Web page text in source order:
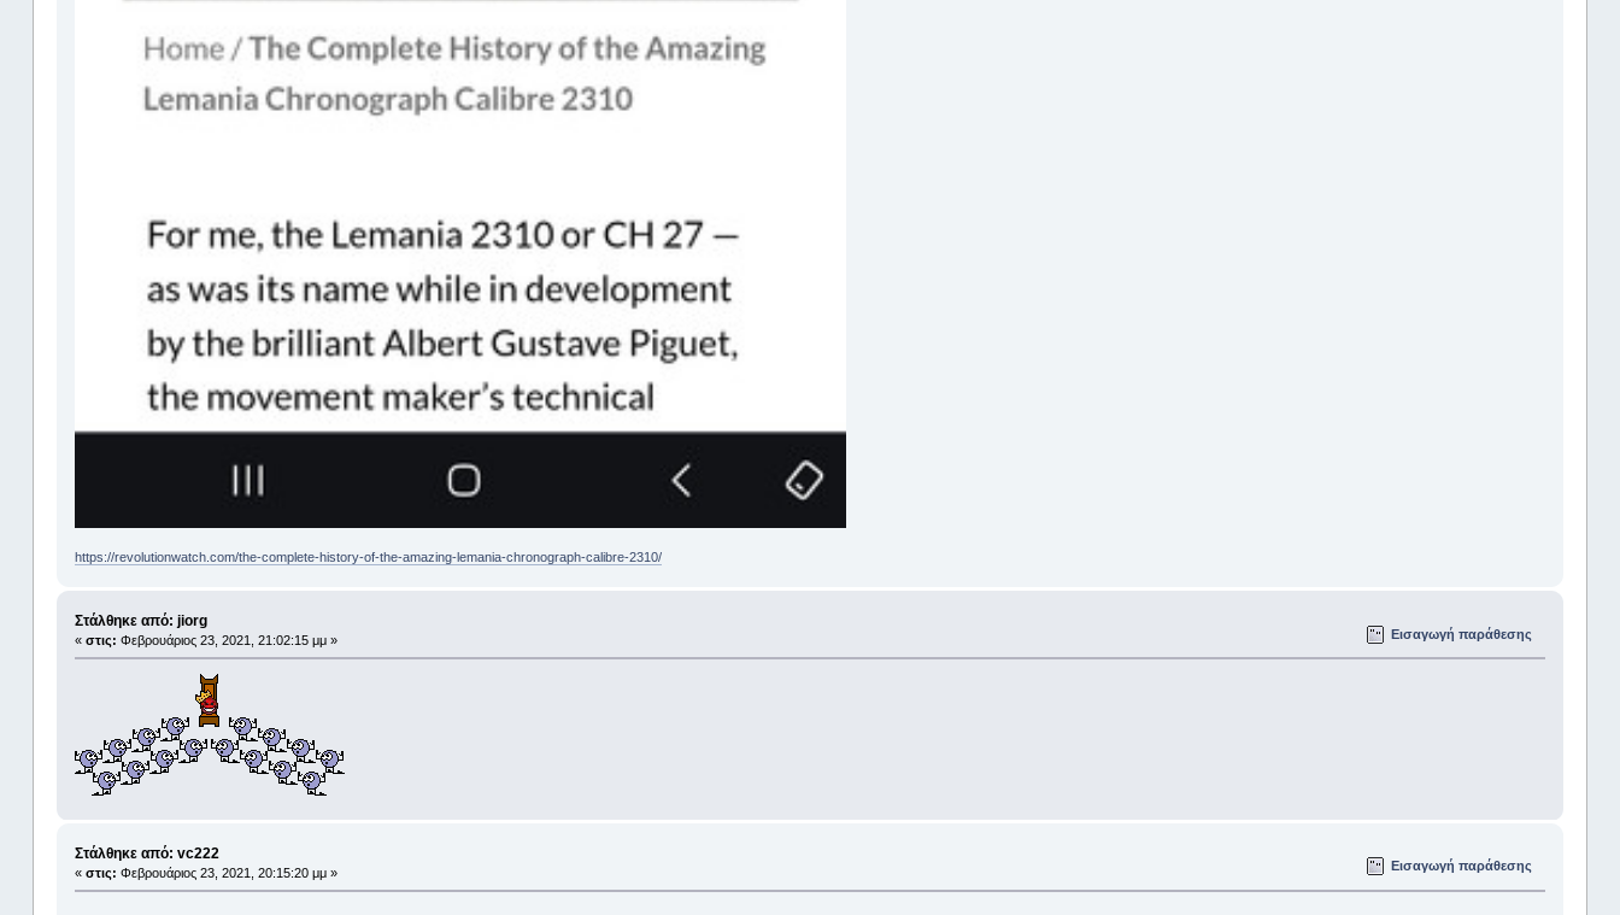
https://revolutionwatch.com/the-complete-history-of-the-amazing-lemania-chronograph-calibre-2310/
Στάλθηκε από: jiorg
« στις: Φεβρουάριος 23, 2021, 21:02:15 μμ » Εισαγωγή παράθεσης
Στάλθηκε από: vc222
« στις: Φεβρουάριος 23, 2021, 20:15:20 μμ » Εισαγωγή παράθεσης